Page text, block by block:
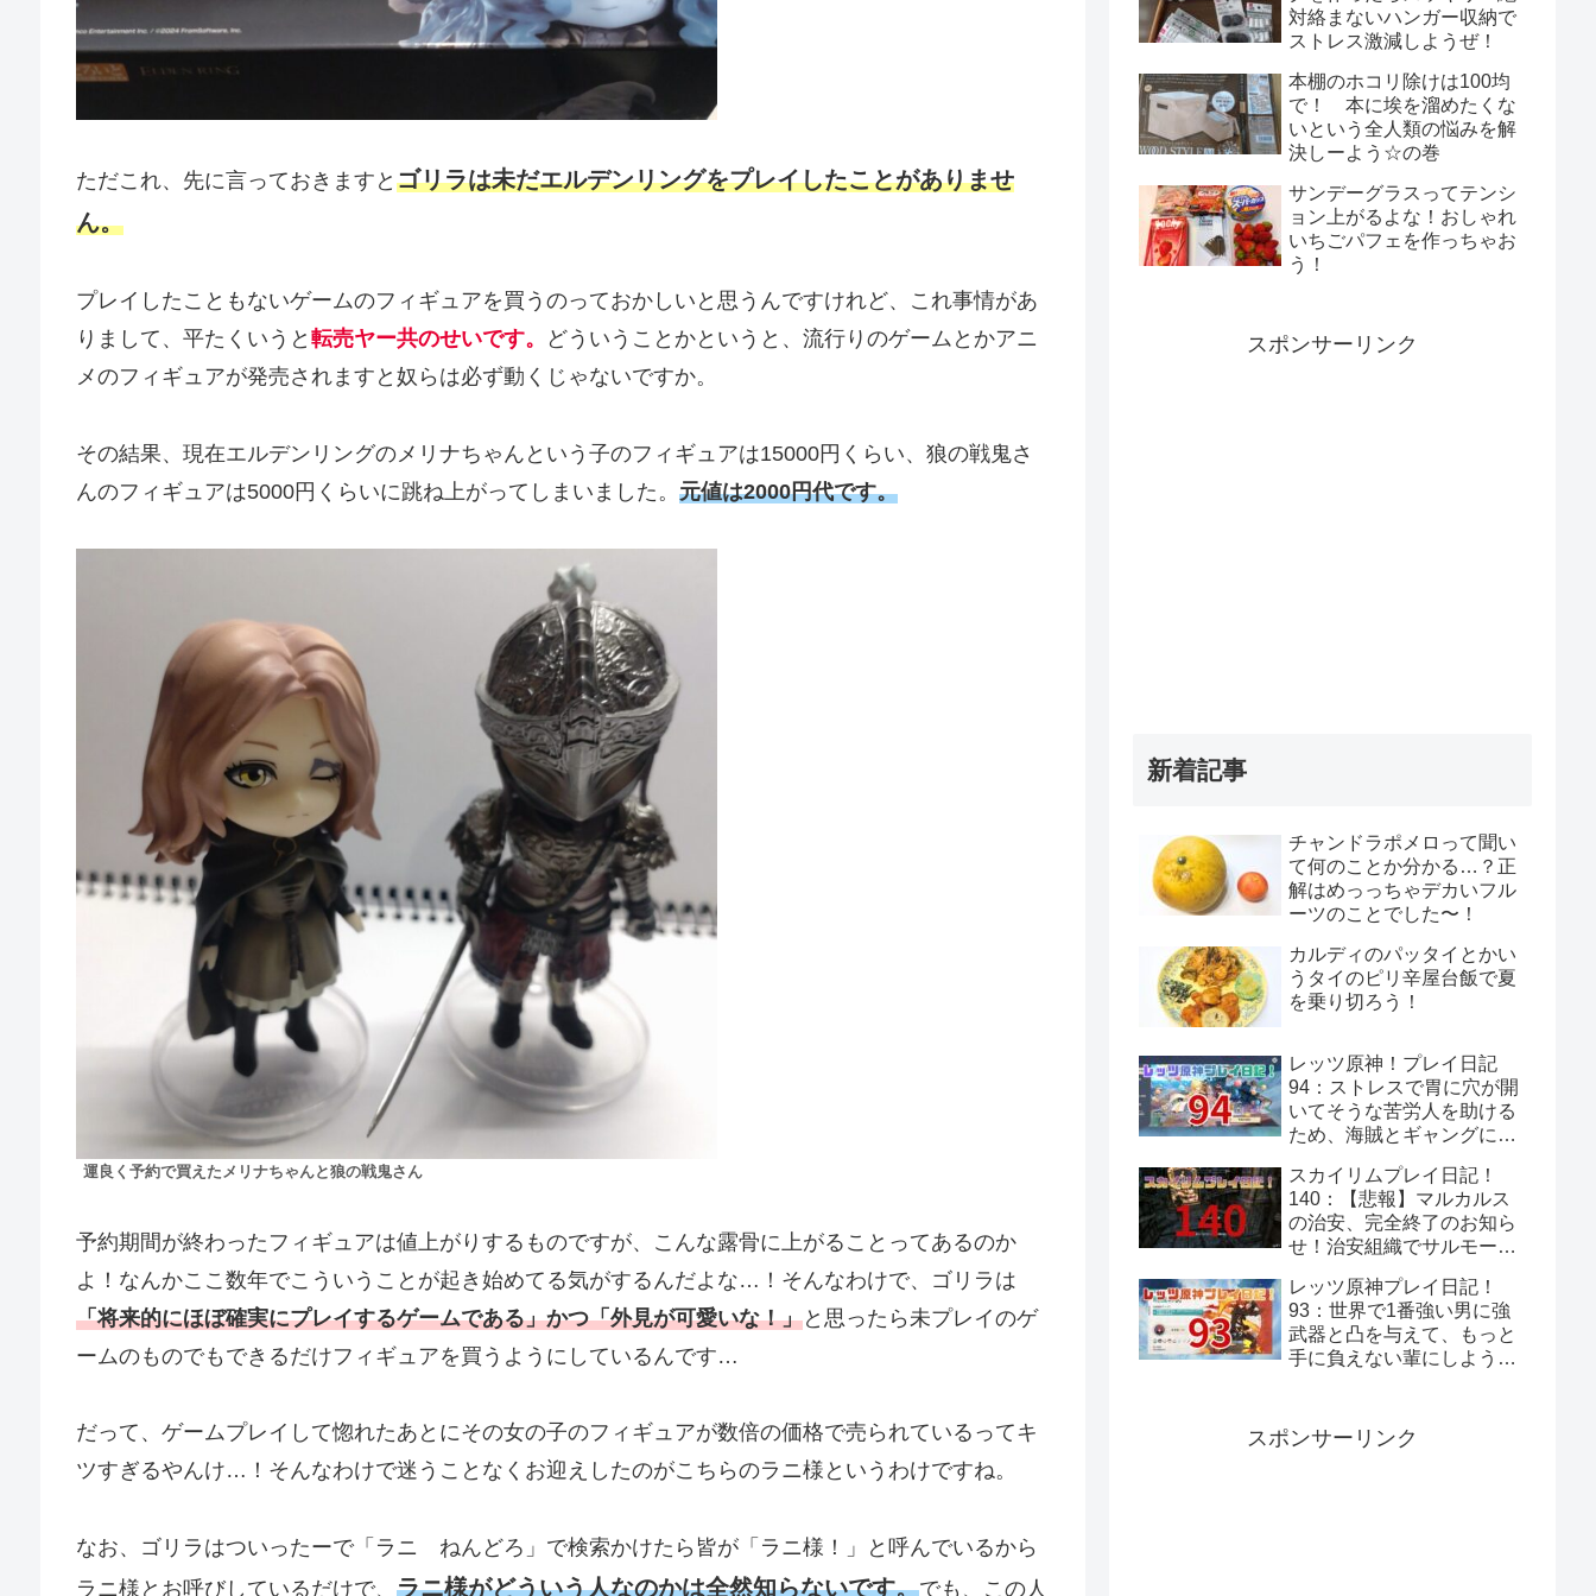
ただこれ、先に言っておきますと ゴリラは未だエルデンリングをプレイしたことがありませ
ん。
プレイしたこともないゲームのフィギュアを買うのっておかしいと思うんですけれど、これ事情があ
りまして、平たくいうと 転売ヤー共のせいです。
どういうことかというと、流行りのゲームとかアニ
メのフィギュアが発売されますと奴らは必ず動くじゃないですか。
その結果、現在エルデンリングのメリナちゃんという子のフィギュアは15000円くらい、狼の戦鬼さ
んのフィギュアは5000円くらいに跳ね上がってしまいました。 元値は2000円代です。
運良く予約で買えたメリナちゃんと狼の戦鬼さん
予約期間が終わったフィギュアは値上がりするものですが、こんな露骨に上がることってあるのか
よ！なんかここ数年でこういうことが起き始めてる気がするんだよな…！そんなわけで、ゴリラは
「将来的にほぼ確実にプレイするゲームである」かつ「外見が可愛いな！」と思ったら未プレイのゲ
ームのものでもできるだけフィギュアを買うようにしているんです…
だって、ゲームプレイして惚れたあとにその女の子のフィギュアが数倍の価格で売られているってキ
ツすぎるやんけ…！そんなわけで迷うことなくお迎えしたのがこちらのラニ様というわけですね。
なお、ゴリラはついったーで「ラニ ねんどろ」で検索かけたら皆が「ラニ様！」と呼んでいるから
ラニ様とお呼びしているだけで、 ラニ様がどういう人なのかは全然知らないです。でも、この人
対絡まないハンガー収納で
ストレス激減しようぜ！
本棚のホコリ除けは100均
で！ 本に埃を溜めたくな
いという全人類の悩みを解
決しーよう☆の巻
サンデーグラスってテンシ
ョン上がるよな！おしゃれ
いちごパフェを作っちゃお
う！
スポンサーリンク
新着記事
チャンドラポメロって聞い
て何のことか分かる…？正
解はめっっちゃデカいフル
ーツのことでした〜！
カルディのパッタイとかい
うタイのピリ辛屋台飯で夏
を乗り切ろう！
レッツ原神！プレイ日記
94：ストレスで胃に穴が開
いてそうな苦労人を助ける
ため、海賊とギャングに話
と岩礁の邂逅！
スカイリムプレイ日記！
140：【悲報】マルカルス
の治安、完全終了のお知ら
せ！治安組織でサルモール
だ～
レッツ原神プレイ日記！
93：世界で1番強い男に強
武器と凸を与えて、もっと
手に負えない輩にしよう！
スポンサーリンク